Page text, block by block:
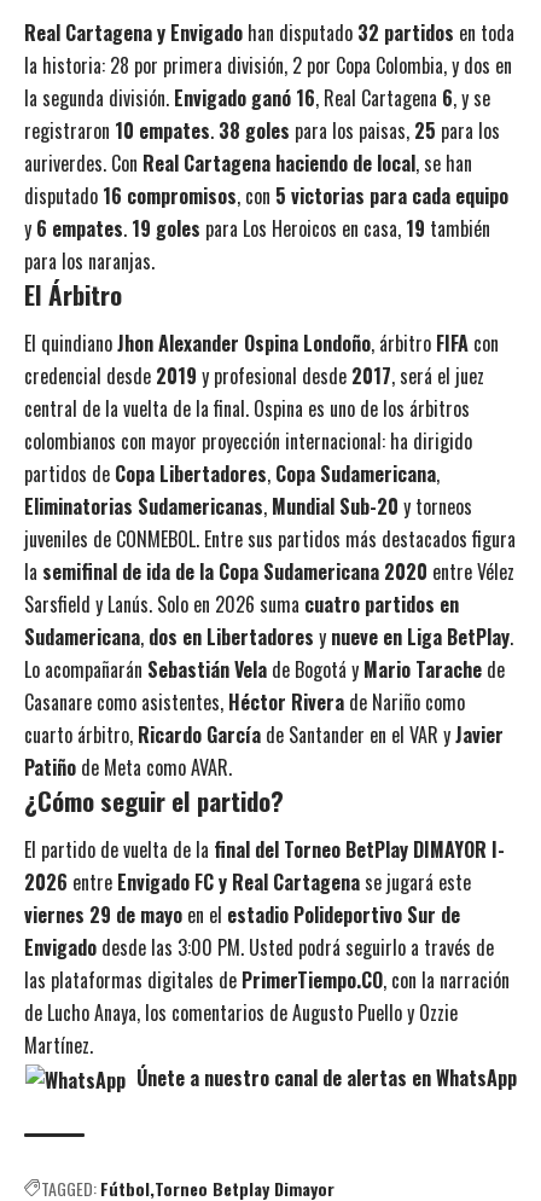
Real Cartagena y Envigado han disputado 32 partidos en toda
la historia: 28 por primera división, 2 por Copa Colombia, y dos en
la segunda división. Envigado ganó 16, Real Cartagena 6, y se
registraron 10 empates. 38 goles para los paisas, 25 para los
auriverdes. Con Real Cartagena haciendo de local, se han
disputado 16 compromisos, con 5 victorias para cada equipo
y 6 empates. 19 goles para Los Heroicos en casa, 19 también
para los naranjas.
El Árbitro
El quindianoJhon Alexander Ospina Londoño, árbitro FIFA con
credencial desde 2019 y profesional desde 2017, será el juez
central de la vuelta de la final. Ospina es uno de los árbitros
colombianos con mayor proyección internacional: ha dirigido
partidos de Copa Libertadores, Copa Sudamericana,
Eliminatorias Sudamericanas, Mundial Sub-20 y torneos
juveniles de CONMEBOL. Entre sus partidos más destacados figura
la semifinal de ida de la Copa Sudamericana 2020 entre Vélez
Sarsfield y Lanús. Solo en 2026 suma cuatro partidos en
Sudamericana, dos en Libertadores y nueve en Liga BetPlay.
Lo acompañarán Sebastián Vela de Bogotá y Mario Tarache de
Casanare como asistentes, Héctor Rivera de Nariño como
cuarto árbitro, Ricardo García de Santander en el VAR yJavier
Patiño de Meta como AVAR.
¿Cómo seguir el partido?
El partido de vuelta de la final del Torneo BetPlay DIMAYOR I-
2026 entre Envigado FC y Real Cartagenase jugará este
viernes 29 de mayo en el estadio Polideportivo Sur de
Envigado desde las 3:00 PM. Usted podrá seguirlo a través de
las plataformas digitales de PrimerTiempo.CO, con la narración
de Lucho Anaya, los comentarios de Augusto Puello y Ozzie
Martínez.
Únete a nuestro canal de alertas en WhatsApp
TAGGED:Fútbol Torneo Betplay Dimayor